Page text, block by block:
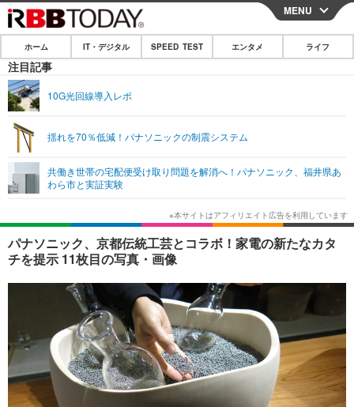
CLOSE
ホーム
IT・デジタル
ショッピング その他
エンタメ
エンタメTOP
韓国・芸能
音楽 スポーツ
ショッピング その他
ライフ
ライフTOP グルメ
ペット ショッピング
その他
リリース一覧
プッシュ通知の停止方法
MENU
ホーム IT・デジタル SPEED TEST エンタメ ライフ
注目記事
10G光回線導入レポ
揺れを70％低減！パナソニックの制震システム
共働き世帯の宅配便受け取り問題を解消へ！パナソニック、福井県あ
わら市と実証実験
パナソニック、京都伝統工芸とコラボ！家電の新たなカタ
チを提示 11枚目の写真・画像